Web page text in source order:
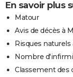
En savoir plus
Matour
Avis de décès à
Risques naturels
Nombre
Classement des